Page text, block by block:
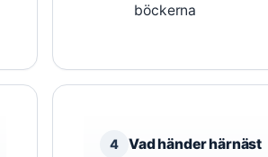
böckerna
4 Vad händer härnäst